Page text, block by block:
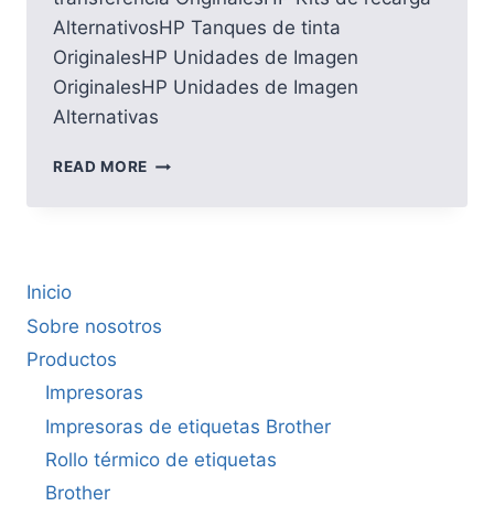
AlternativosHP Tanques de tinta
OriginalesHP Unidades de Imagen
OriginalesHP Unidades de Imagen
Alternativas
READ MORE HP
Inicio
Sobre nosotros
Productos
Impresoras
Impresoras de etiquetas Brother
Rollo térmico de etiquetas
Brother